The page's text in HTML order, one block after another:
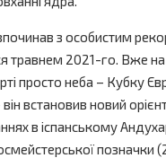
з особистим
травнем 2021-го. Вже
просто неба – Кубку
встановив новий
в іспанському
позначки